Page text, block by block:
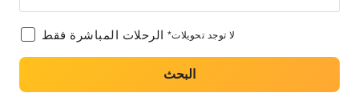
الرحلات المباشرة فقط *لا توجد تحويلات
البحث